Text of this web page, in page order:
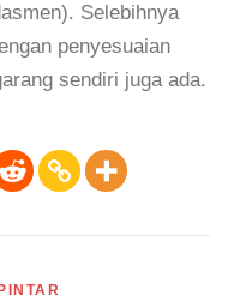
Selebihnya
penyesuaian
sendiri juga ada.